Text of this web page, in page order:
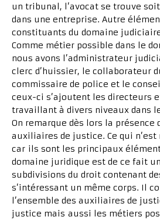
un tribunal, l’avocat se trouve
dans une entreprise. Autre
constituants du domaine
Comme métier possible dans le
nous avons l’administrateur
clerc d’huissier, le collaborateur
commissaire de police et le
ceux-ci s’ajoutent les directeurs
travaillant à divers niveaux dans
On remarque dès lors la présence
auxiliaires de justice. Ce qui
car ils sont les principaux
domaine juridique est de ce fait
subdivisions du droit contenant
s’intéressant un même corps. Il
l’ensemble des auxiliaires de
justice mais aussi les métiers